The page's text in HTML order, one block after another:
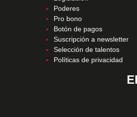
Poderes
Pro bono
Botón de pagos
Suscripción a newsletter
Selección de talentos
Políticas de privacidad